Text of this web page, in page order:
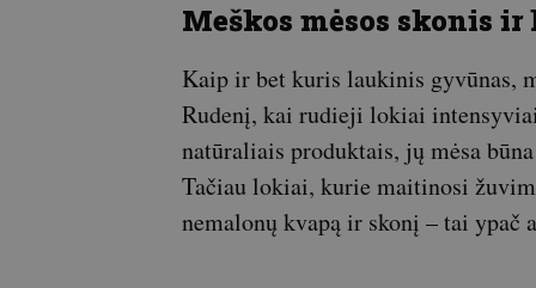
Meškos mėsos skonis
Kaip ir bet kuris laukinis gyvūnas,
Rudenį, kai rudieji lokiai
natūraliais produktais, jų mėsa
Tačiau lokiai, kurie maitinosi
nemalonų kvapą ir skonį – tai ypač